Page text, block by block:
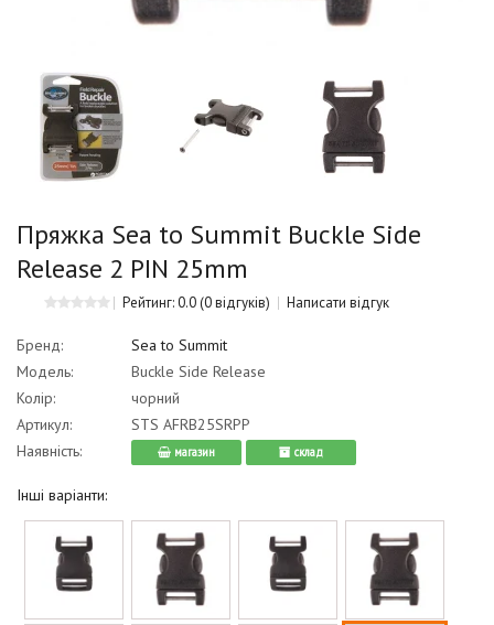
Пряжка Sea to Summit Buckle Side
Release 2 PIN 25mm
Рейтинг: 0.0(0 відгуків) Написати відгук
Бренд:
Sea to Summit
Модель:
Buckle Side Release
Колір:
чорний
Артикул:
STS AFRB25SRPP
Наявність:
магазин cклад
Інші варіанти: